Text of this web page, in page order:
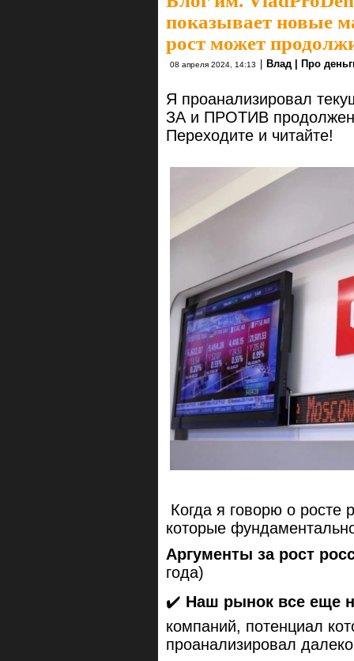
показывает новые
рост может
08 апреля 2024, 14:13 Влад | Про
Я проанализировал
ЗА и ПРОТИВ
Переходите и читайте!
Когда я говорю о росте
которые
Аргументы за рост
года)
✔️ Наш рынок все еще
компаний, потенциал
проанализировал